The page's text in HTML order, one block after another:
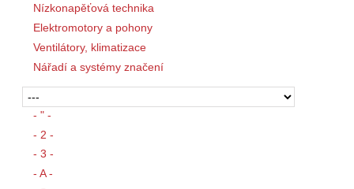
Nízkonapěťová technika
Elektromotory a pohony
Ventilátory, klimatizace
Nářadí a systémy značení
- " -
- 2 -
- 3 -
- A -